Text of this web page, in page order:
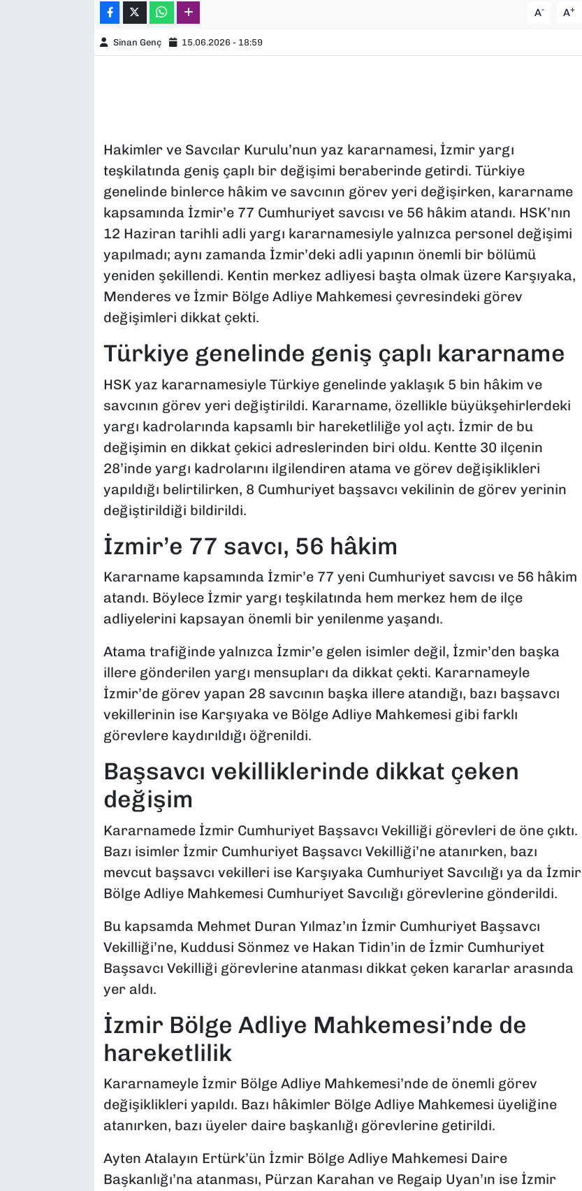
A- A+
Sinan Genç 15.06.2026 - 18:59
Hakimler ve Savcılar Kurulu’nun yaz kararnamesi, İzmir yargı
teşkilatında geniş çaplı bir değişimi beraberinde getirdi. Türkiye
genelinde binlerce hâkim ve savcının görev yeri değişirken, kararname
kapsamında İzmir’e 77 Cumhuriyet savcısı ve 56 hâkim atandı. HSK’nın
12 Haziran tarihli adli yargı kararnamesiyle yalnızca personel değişimi
yapılmadı; aynı zamanda İzmir’deki adli yapının önemli bir bölümü
yeniden şekillendi. Kentin merkez adliyesi başta olmak üzere Karşıyaka,
Menderes ve İzmir Bölge Adliye Mahkemesi çevresindeki görev
değişimleri dikkat çekti.
Türkiye genelinde geniş çaplı kararname
HSK yaz kararnamesiyle Türkiye genelinde yaklaşık 5 bin hâkim ve
savcının görev yeri değiştirildi. Kararname, özellikle büyükşehirlerdeki
yargı kadrolarında kapsamlı bir hareketliliğe yol açtı. İzmir de bu
değişimin en dikkat çekici adreslerinden biri oldu. Kentte 30 ilçenin
28’inde yargı kadrolarını ilgilendiren atama ve görev değişiklikleri
yapıldığı belirtilirken, 8 Cumhuriyet başsavcı vekilinin de görev yerinin
değiştirildiği bildirildi.
İzmir’e 77 savcı, 56 hâkim
Kararname kapsamında İzmir’e 77 yeni Cumhuriyet savcısı ve 56 hâkim
atandı. Böylece İzmir yargı teşkilatında hem merkez hem de ilçe
adliyelerini kapsayan önemli bir yenilenme yaşandı.
Atama trafiğinde yalnızca İzmir’e gelen isimler değil, İzmir’den başka
illere gönderilen yargı mensupları da dikkat çekti. Kararnameyle
İzmir’de görev yapan 28 savcının başka illere atandığı, bazı başsavcı
vekillerinin ise Karşıyaka ve Bölge Adliye Mahkemesi gibi farklı
görevlere kaydırıldığı öğrenildi.
Başsavcı vekilliklerinde dikkat çeken
değişim
Kararnamede İzmir Cumhuriyet Başsavcı Vekilliği görevleri de öne çıktı.
Bazı isimler İzmir Cumhuriyet Başsavcı Vekilliği’ne atanırken, bazı
mevcut başsavcı vekilleri ise Karşıyaka Cumhuriyet Savcılığı ya da İzmir
Bölge Adliye Mahkemesi Cumhuriyet Savcılığı görevlerine gönderildi.
Bu kapsamda Mehmet Duran Yılmaz’ın İzmir Cumhuriyet Başsavcı
Vekilliği’ne, Kuddusi Sönmez ve Hakan Tidin’in de İzmir Cumhuriyet
Başsavcı Vekilliği görevlerine atanması dikkat çeken kararlar arasında
yer aldı.
İzmir Bölge Adliye Mahkemesi’nde de
hareketlilik
Kararnameyle İzmir Bölge Adliye Mahkemesi’nde de önemli görev
değişiklikleri yapıldı. Bazı hâkimler Bölge Adliye Mahkemesi üyeliğine
atanırken, bazı üyeler daire başkanlığı görevlerine getirildi.
Ayten Atalayın Ertürk’ün İzmir Bölge Adliye Mahkemesi Daire
Başkanlığı’na atanması, Pürzan Karahan ve Regaip Uyan’ın ise İzmir